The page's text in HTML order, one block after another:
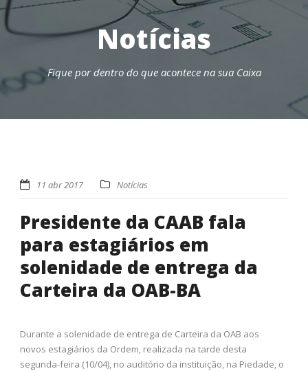
Notícias
Fique por dentro do que acontece na sua Caixa
11 abr 2017 Notícias
Presidente da CAAB fala
para estagiários em
solenidade de entrega da
Carteira da OAB-BA
Durante a solenidade de entrega de Carteira da OAB aos
novos estagiários da Ordem, realizada na tarde desta
segunda-feira (10/04), no auditório da instituição, na Piedade, o